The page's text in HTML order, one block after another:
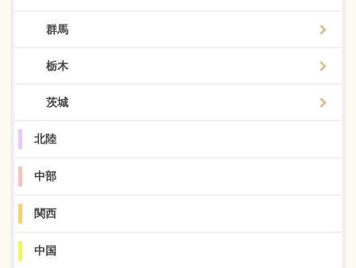
群馬
栃木
茨城
北陸
中部
関西
中国